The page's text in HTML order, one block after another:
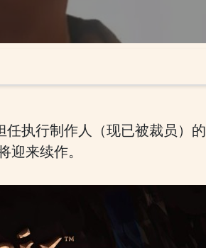
执行制作人（现已被裁员）的
来续作。